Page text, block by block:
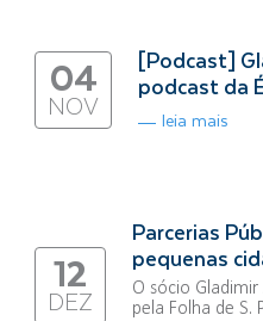
04
NOV
[Podcast]
podcast da
leia mais
12
DEZ
Parcerias
pequenas
O sócio
pela Folha de